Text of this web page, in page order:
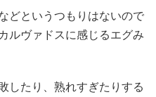
どというつもりはないので
ルヴァドスに感じるエグみ
したり、熟れすぎたりする